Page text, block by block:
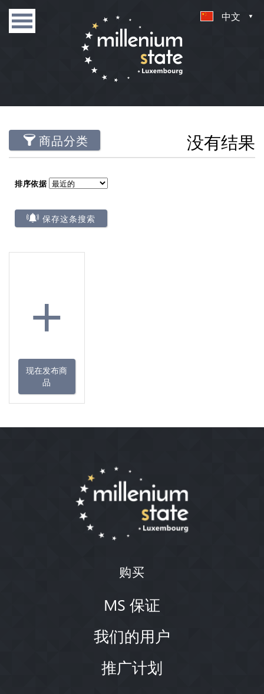
中文
商品分类 没有结果
排序依据
保存这条搜索
+
现在发布商
品
购买
MS 保证
我们的用户
推广计划